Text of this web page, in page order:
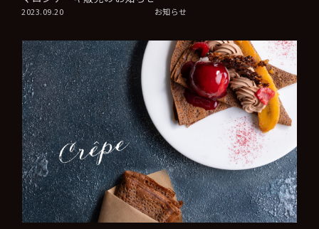
2023.09.20 お知らせ